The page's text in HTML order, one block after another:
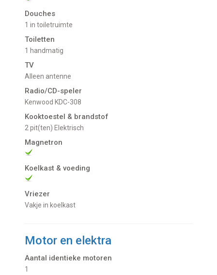
Douches
1 in toiletruimte
Toiletten
1 handmatig
TV
alleen antenne
Radio/CD-speler
Kenwood KDC-308
Kooktoestel & brandstof
2 pit(ten) Elektrisch
Magnetron
Koelkast & voeding
Vriezer
Vakje in koelkast
Motor en elektra
Aantal identieke motoren
1